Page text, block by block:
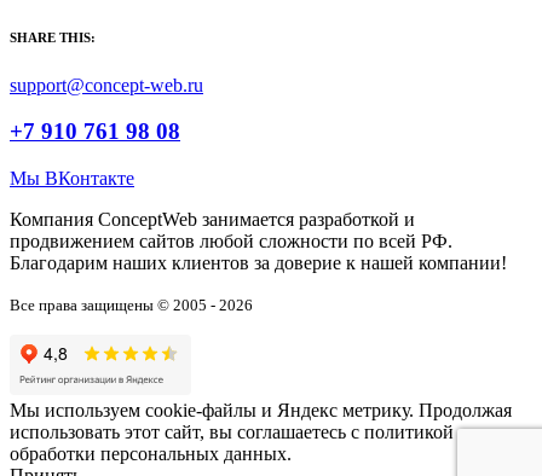
SHARE THIS:
support@concept-web.ru
+7 910 761 98 08
Мы ВКонтакте
Компания ConceptWeb занимается разработкой и
продвижением сайтов любой сложности по всей РФ.
Благодарим наших клиентов за доверие к нашей компании!
Все права защищены © 2005 - 2026
Мы используем cookie-файлы и Яндекс метрику. Продолжая
использовать этот сайт, вы соглашаетесь с политикой
обработки персональных данных.